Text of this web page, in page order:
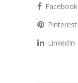
Facebook
Pinterest
LinkedIn